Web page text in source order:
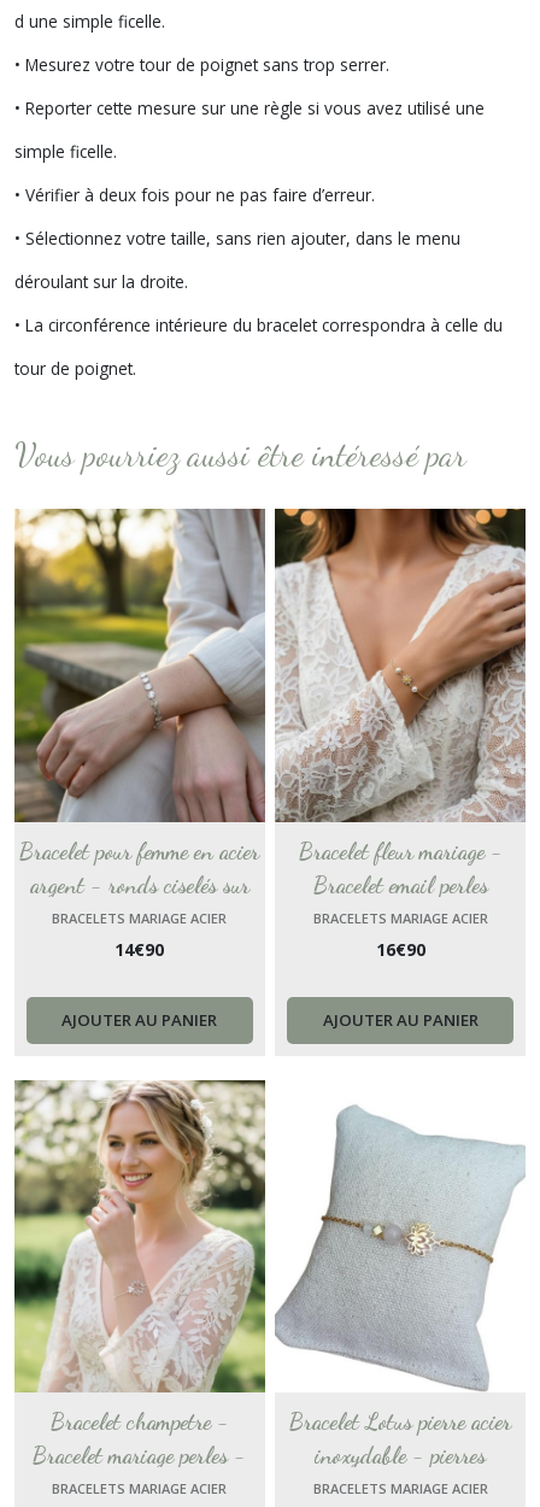
d une simple ficelle.
• Mesurez votre tour de poignet sans trop serrer.
• Reporter cette mesure sur une règle si vous avez utilisé une
simple ficelle.
• Vérifier à deux fois pour ne pas faire d’erreur.
• Sélectionnez votre taille, sans rien ajouter, dans le menu
déroulant sur la droite.
• La circonférence intérieure du bracelet correspondra à celle du
tour de poignet.
Vous pourriez aussi être intéressé par
Bracelet pour femme en acier
argent - ronds ciselés sur
fine chaine en acier
inoxydable - bijou pour
BRACELETS MARIAGE ACIER
14€90
AJOUTER AU PANIER
Bracelet fleur mariage -
Bracelet email perles
blanches - bijou de poignet
fleur marguerite - Bracelet
,bohème
BRACELETS MARIAGE ACIER
16€90
AJOUTER AU PANIER
Bracelet champetre -
Bracelet mariage perles -
bijou de poignet perles
BRACELETS MARIAGE ACIER
Bracelet Lotus pierre acier
inoxydable - pierres
naturelles femme, bracelet
BRACELETS MARIAGE ACIER